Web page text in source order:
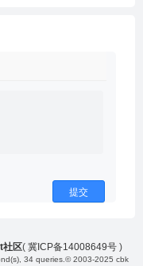
提交
社区( 冀ICP备14008649号)
34 queries. © 2003-2025 cbk